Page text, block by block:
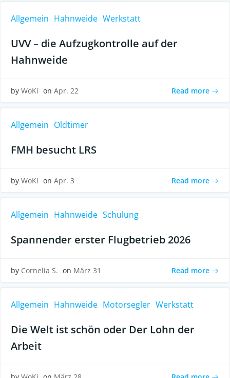
Allgemein Hahnweide Werkstatt
UVV – die Aufzugkontrolle auf der
Hahnweide
by WoKi on Apr. 22 Read more
Allgemein Oldtimer
FMH besucht LRS
by WoKi on Apr. 3 Read more
Allgemein Hahnweide Schulung
Spannender erster Flugbetrieb 2026
by Cornelia S. on März 31 Read more
Allgemein Hahnweide Motorsegler Werkstatt
Die Welt ist schön oder Der Lohn der
Arbeit